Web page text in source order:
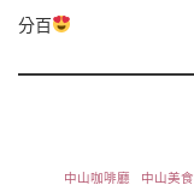
分百
中山咖啡廳 中山美食